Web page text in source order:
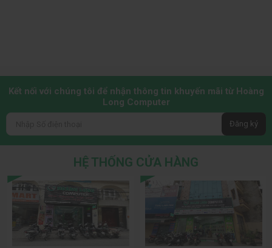
Kết nối với chúng tôi để nhận thông tin khuyến mãi từ Hoàng
Long Computer
Đăng ký
HỆ THỐNG CỬA HÀNG